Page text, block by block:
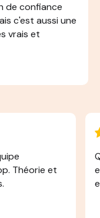
de confiance
c'est aussi une
vrais et
Théorie et